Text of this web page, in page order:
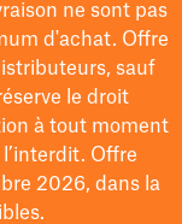
ne sont pas
d'achat. Offre
sauf
le droit
à tout moment
Offre
2026, dans la